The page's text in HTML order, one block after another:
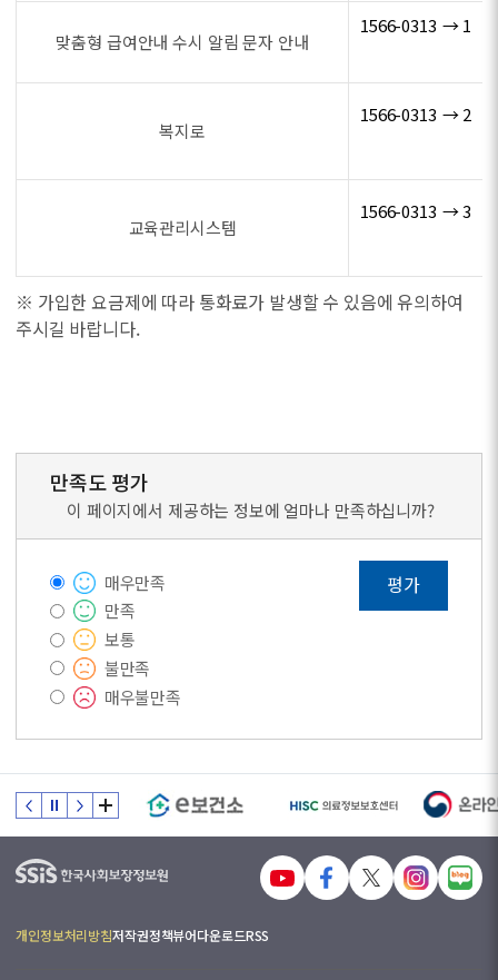
맞춤형 급여안내 수시 알림 문자 안내
1566-0313 → 1
복지로
1566-0313 → 2
교육관리시스템
1566-0313 → 3
※ 가입한 요금제에 따라 통화료가 발생할 수 있음에 유의하여
주시길 바랍니다.
만족도 평가
이 페이지에서 제공하는 정보에 얼마나 만족하십니까?
매우만족
만족
보통
불만족
매우불만족
평가
개인정보처리방침저작권정책뷰어다운로드RSS